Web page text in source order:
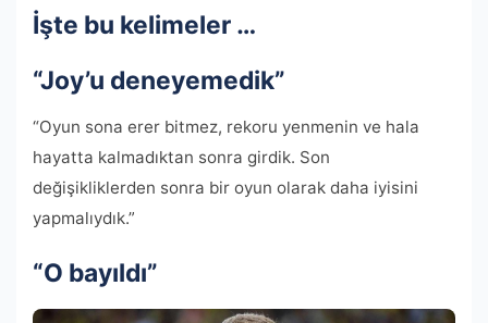
İşte bu kelimeler …
“Joy’u deneyemedik”
“Oyun sona erer bitmez, rekoru yenmenin ve hala
hayatta kalmadıktan sonra girdik. Son
değişikliklerden sonra bir oyun olarak daha iyisini
yapmalıydık.”
“O bayıldı”